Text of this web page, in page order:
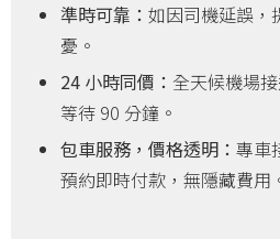
準時可靠： 如因司機延誤，
憂。
24 小時同價： 全天候機場
等待 90 分鐘。
包車服務，價格透明： 專車
預約即時付款，無隱藏費用